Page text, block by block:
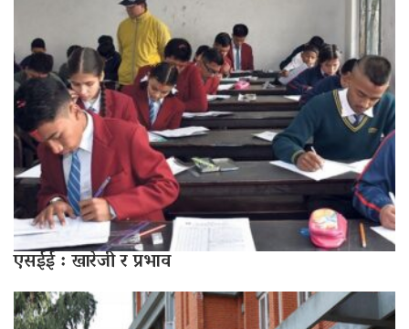
एसईई : खारेजी र प्रभाव